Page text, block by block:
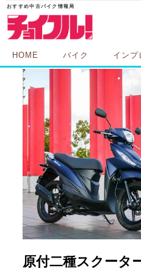
HOME バイク インプ
原付二種スクータ